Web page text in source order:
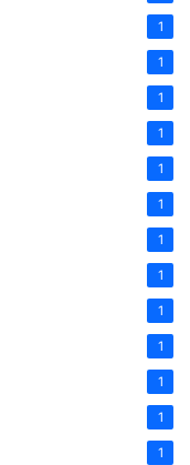
1
1
1
1
1
1
1
1
1
1
1
1
1